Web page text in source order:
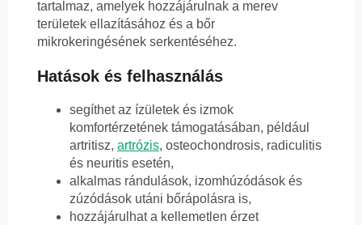
tartalmaz, amelyek hozzájárulnak a merev
területek ellazításához és a bőr
mikrokeringésének serkentéséhez.
Hatások és felhasználás
segíthet az ízületek és izmok
komfortérzetének támogatásában, például
artritisz, artrózis, osteochondrosis, radiculitis
és neuritis esetén,
alkalmas rándulások, izomhúzódások és
zúzódások utáni bőrápolásra is,
hozzájárulhat a kellemetlen érzet